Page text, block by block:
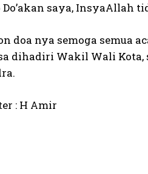
Do’akan saya, InsyaAllah
doa nya semoga semua
dihadiri Wakil Wali Kota,
: H Amir